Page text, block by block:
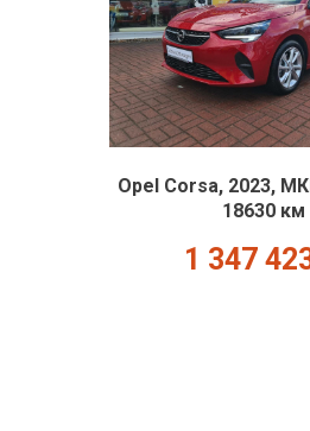
Opel Corsa, 2023,
18630 км
1 347